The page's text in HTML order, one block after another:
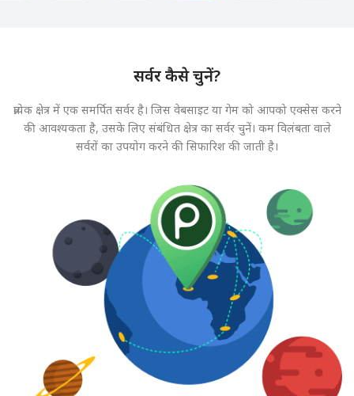
सर्वर कैसे चुनें?
प्रत्येक क्षेत्र में एक समर्पित सर्वर है। जिस वेबसाइट या गेम को आपको एक्सेस करने
की आवश्यकता है, उसके लिए संबंधित क्षेत्र का सर्वर चुनें। कम विलंबता वाले
सर्वरों का उपयोग करने की सिफारिश की जाती है।